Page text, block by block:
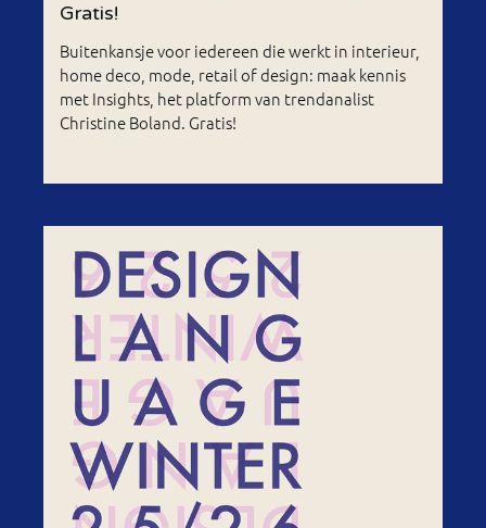
Gratis!
Buitenkansje voor iedereen die werkt in interieur,
home deco, mode, retail of design: maak kennis
met Insights, het platform van trendanalist
Christine Boland. Gratis!